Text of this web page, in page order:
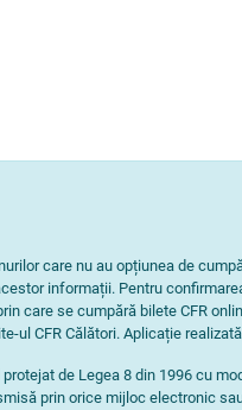
care nu au opțiunea de
informații. Pentru
care se cumpără bilete CFR
ul CFR Călători. Aplicație
de Legea 8 din 1996 cu
prin orice mijloc electronic